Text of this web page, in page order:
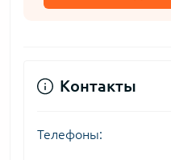
Контакты
Телефоны: